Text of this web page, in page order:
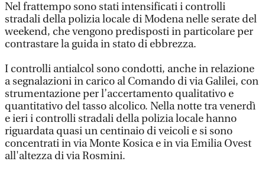
Nel frattempo sono stati intensificati i controlli
stradali della polizia locale di Modena nelle serate del
weekend, che vengono predisposti in particolare per
contrastare la guida in stato di ebbrezza.
I controlli antialcol sono condotti, anche in relazione
a segnalazioni in carico al Comando di via Galilei, con
strumentazione per l’accertamento qualitativo e
quantitativo del tasso alcolico. Nella notte tra venerdì
e ieri i controlli stradali della polizia locale hanno
riguardata quasi un centinaio di veicoli e si sono
concentrati in via Monte Kosica e in via Emilia Ovest
all'altezza di via Rosmini.